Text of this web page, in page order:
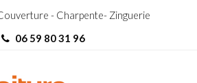
- Charpente- Zinguerie
06 59 80 31 96